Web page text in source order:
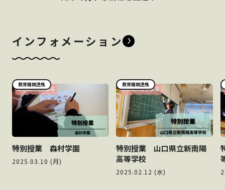
インフォメーション
教育機関連携
特別授業 森村学園
2025.03.10 (月)
教育機関連携
特別授業 山口県立新南陽
高等学校
2025.02.12 (水)